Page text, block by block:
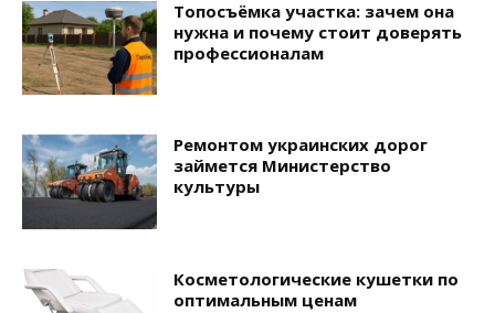
Топосъёмка участка: зачем она
нужна и почему стоит доверять
профессионалам
Ремонтом украинских дорог
займется Министерство
культуры
Косметологические кушетки по
оптимальным ценам